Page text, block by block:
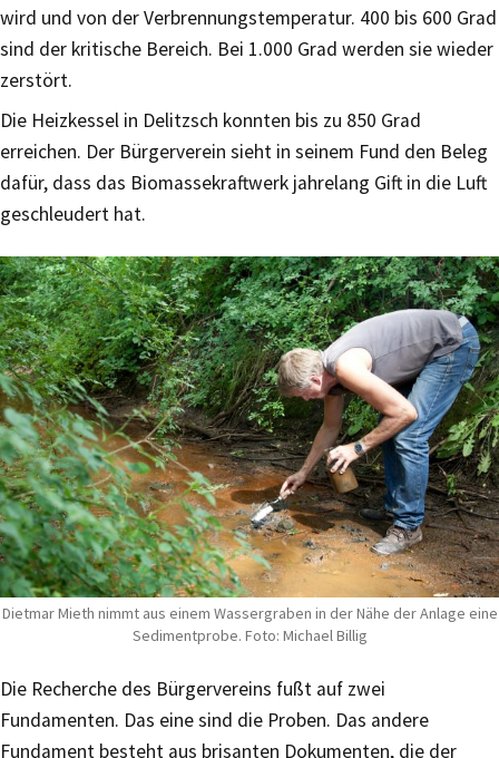
wird und von der Verbrennungstemperatur. 400 bis 600 Grad
sind der kritische Bereich. Bei 1.000 Grad werden sie wieder
zerstört.
Die Heizkessel in Delitzsch konnten bis zu 850 Grad
erreichen. Der Bürgerverein sieht in seinem Fund den Beleg
dafür, dass das Biomassekraftwerk jahrelang Gift in die Luft
geschleudert hat.
Dietmar Mieth nimmt aus einem Wassergraben in der Nähe der Anlage eine
Sedimentprobe. Foto: Michael Billig
Die Recherche des Bürgervereins fußt auf zwei
Fundamenten. Das eine sind die Proben. Das andere
Fundament besteht aus brisanten Dokumenten, die der